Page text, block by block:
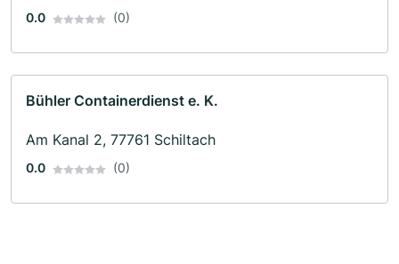
0.0 (0)
Bühler Containerdienst e. K.
Am Kanal 2, 77761 Schiltach
0.0 (0)